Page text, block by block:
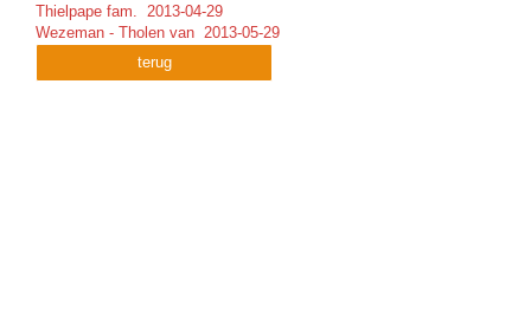
Thielpape fam. 2013-04-29
Wezeman - Tholen van 2013-05-29
terug